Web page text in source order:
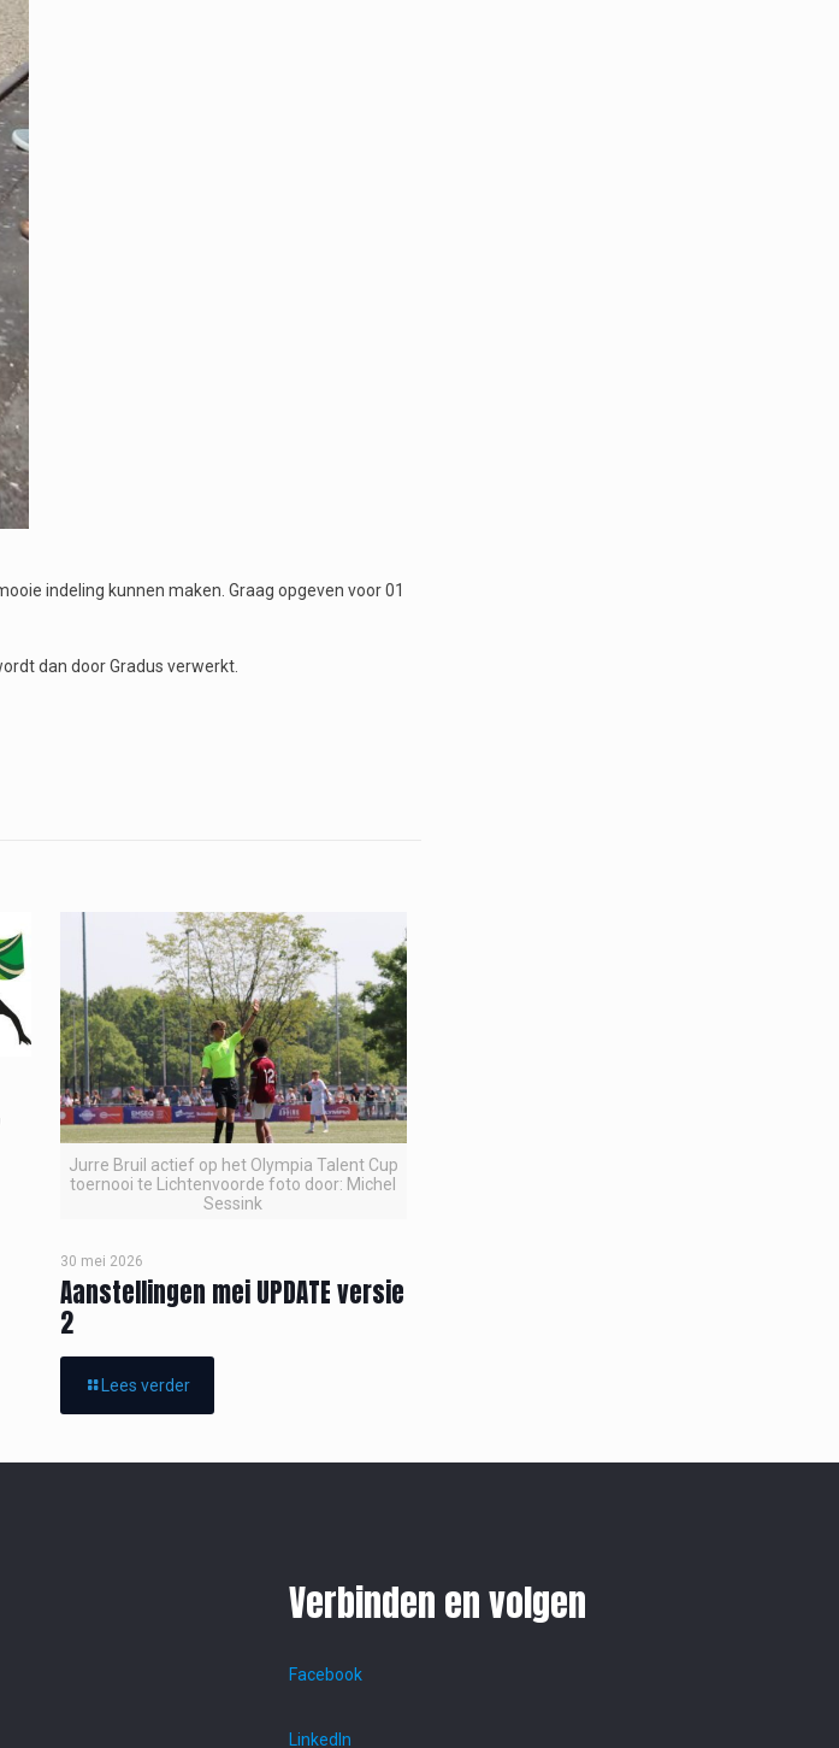
indeling kunnen maken. Graag opgeven voor 01
dan door Gradus verwerkt.
Jurre Bruil actief op het Olympia Talent Cup
toernooi te Lichtenvoorde foto door: Michel
Sessink
30 mei 2026
Aanstellingen mei UPDATE versie
2
Lees verder
Verbinden en volgen
Facebook
LinkedIn